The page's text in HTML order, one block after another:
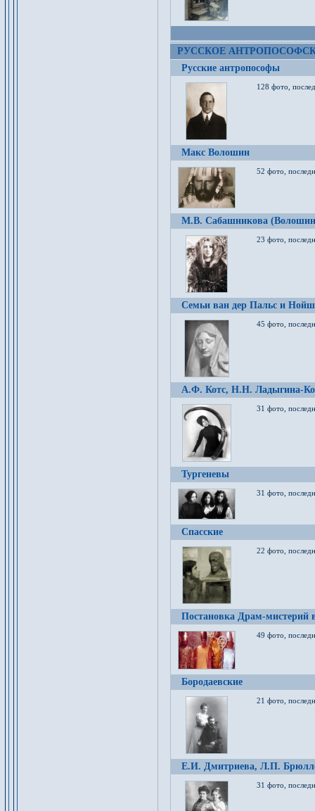
РУССКОЕ
Русские антропософы
128 фото,
Макс Волошин
52 фото,
М.В. Сабашникова
23 фото,
Семьи ван дер Пальс и
45 фото,
А.Ф. Котс, Н.Н. Ладыгина-
31 фото,
Тургеневы
31 фото,
Спасские
22 фото,
Постановка Драм-мистерий
49 фото,
Бородаевские
21 фото,
Е.И. Дмитриева, Л.П.
31 фото,